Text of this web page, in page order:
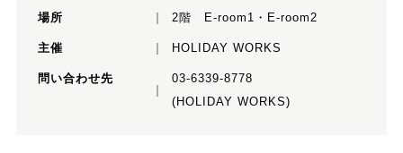
場所 2階 E-room1・E-room2
主催 HOLIDAY WORKS
問い合わせ先
03-6339-8778
(HOLIDAY WORKS)